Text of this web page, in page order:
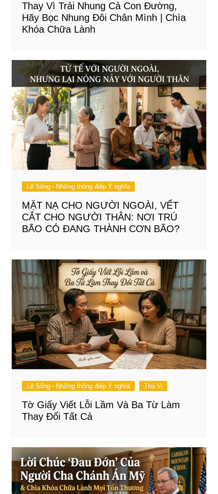
Thay Vì Trải Nhung Cả Con Đường,
Hãy Bọc Nhung Đôi Chân Mình | Chìa
Khóa Chữa Lành
Lẽ Sống - Những thông điệp Ý nghĩa
MẶT NẠ CHO NGƯỜI NGOÀI, VẾT
CẮT CHO NGƯỜI THÂN: NƠI TRÚ
BÃO CÓ ĐANG THÀNH CƠN BÃO?
Lẽ Sống - Những thông điệp Ý nghĩa Thú Vị
Tờ Giấy Viết Lỗi Lầm Và Ba Từ Làm
Thay Đổi Tất Cả